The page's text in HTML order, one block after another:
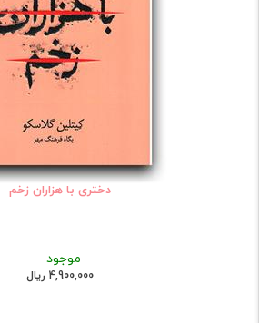
دختری با هزاران زخم
موجود
4,900,000 ریال